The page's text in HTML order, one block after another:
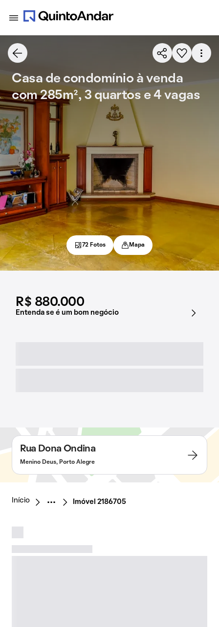
R$ 880.000
Entenda se é um bom negócio
Casa de condomínio à venda
com 285m², 3 quartos e 4 vagas
72 Fotos Mapa
Rua Dona Ondina
Menino Deus, Porto Alegre
Início Imóvel 2186705